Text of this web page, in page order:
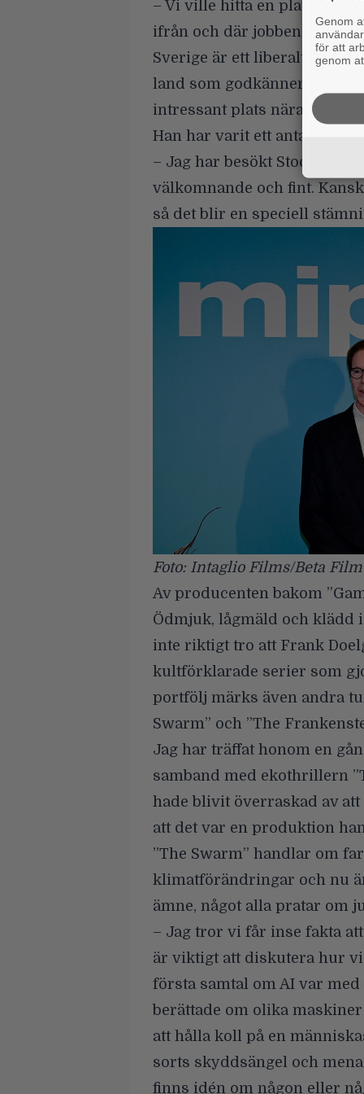
– Vi ville hitta en plats, ett
ifrån och där jobben har
Sverige är ett liberalt land
land som godkänner ett
intressant plats nära
Han har varit ett antal
– Jag har besökt Stockholm
välkomnande och fint.
så det blir en speciell
Foto: Intaglio Films/Beta
Av producenten bakom
Ödmjuk, lågmäld och klädd
inte riktigt tro att Frank
kultförklarade serier som
portfölj märks även andra
Swarm” och ”The
Jag har träffat honom en
samband med ekothrillern
hade blivit överraskad av att
att det var en produktion
”The Swarm” handlar om
klimatförändringar och nu
ämne, något alla pratar om
– Jag tror vi får inse fakta
är viktigt att diskutera hur vi
första samtal om AI var
berättade om olika
att hålla koll på en
sorts skyddsängel och
finns idén om någon eller
Genom
för att
genom